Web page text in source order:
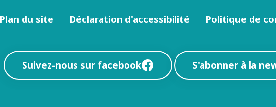
Plan du site Déclaration d'accessibilité Politique de
Suivez-nous sur facebook S'abonner à la